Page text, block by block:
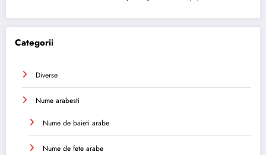
Categorii
Diverse
Nume arabesti
Nume de baieti arabe
Nume de fete arabe